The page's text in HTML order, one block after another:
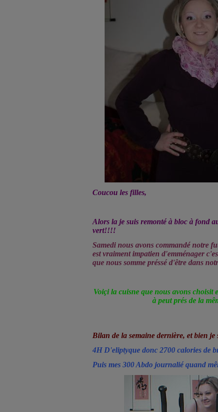
Coucou les filles,
Alors la je suis remonté à bloc à fond
vert!!!!
Samedi nous avons commandé notre
est vraiment impatien d'emménager
que nous somme préssé d'être dans
Voiçi la cuisne que nous avons choisit
à peut prés de la
Bilan de la semaine dernière, et bien
4H D'eliptyque donc 2700 calories de
Puis mes 300 Abdo journalié quand